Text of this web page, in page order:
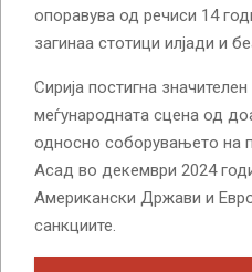
опоравува од речиси 14
загинаа стотици илјади и
Сирија постигна
меѓународната сцена од
односно соборувањето на
Асад во декември 2024
Американски Држави и
санкциите.